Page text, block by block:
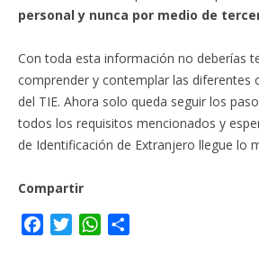
personal y nunca por medio de
Con toda esta información no deberías
comprender y contemplar las diferentes
del TIE. Ahora solo queda seguir los
todos los requisitos mencionados y
de Identificación de Extranjero llegue lo
Compartir
W